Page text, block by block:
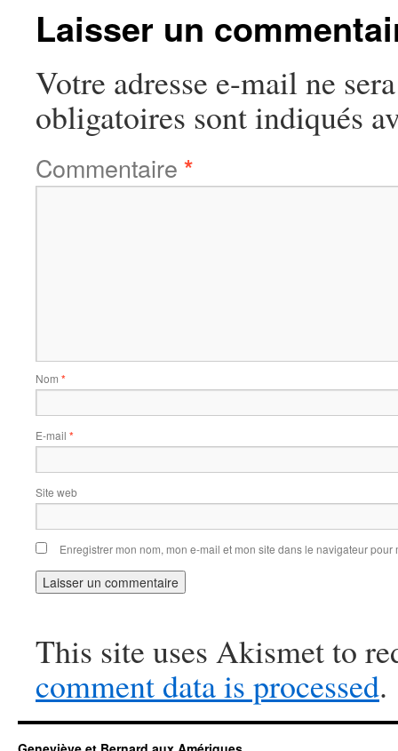
Laisser un
Votre adresse e-mail ne
obligatoires sont indiqués
Commentaire *
Nom *
E-mail *
Site web
Enregistrer mon nom, mon e-mail et mon site dans le navigateur
This site uses Akismet to
comment data is processed.